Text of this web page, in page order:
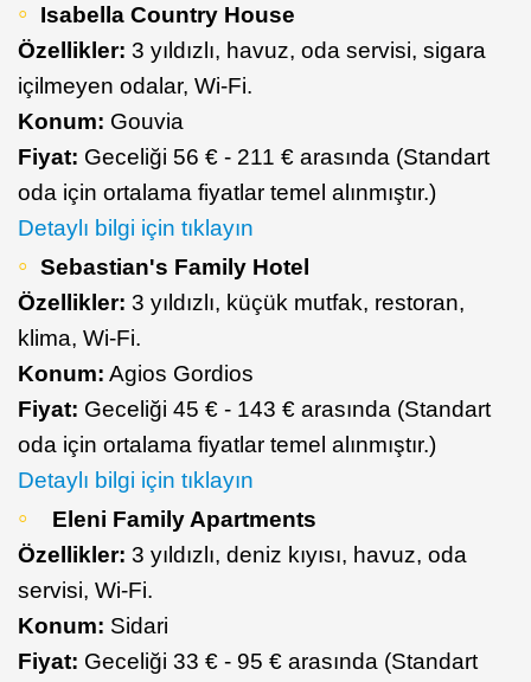
Isabella Country House
Özellikler: 3 yıldızlı, havuz, oda servisi, sigara
içilmeyen odalar, Wi-Fi.
Konum: Gouvia
Fiyat: Geceliği 56 € - 211 € arasında (Standart
oda için ortalama fiyatlar temel alınmıştır.)
Detaylı bilgi için tıklayın
Sebastian's Family Hotel
Özellikler: 3 yıldızlı, küçük mutfak, restoran,
klima, Wi-Fi.
Konum: Agios Gordios
Fiyat: Geceliği 45 € - 143 € arasında (Standart
oda için ortalama fiyatlar temel alınmıştır.)
Detaylı bilgi için tıklayın
Eleni Family Apartments
Özellikler: 3 yıldızlı, deniz kıyısı, havuz, oda
servisi, Wi-Fi.
Konum: Sidari
Fiyat: Geceliği 33 € - 95 € arasında (Standart